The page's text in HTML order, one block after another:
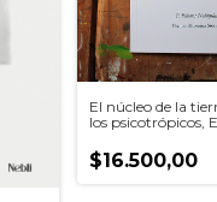
El núcleo de la
los psicotrópicos,
$16.500,00